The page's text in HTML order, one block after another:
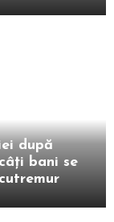
după
bani se